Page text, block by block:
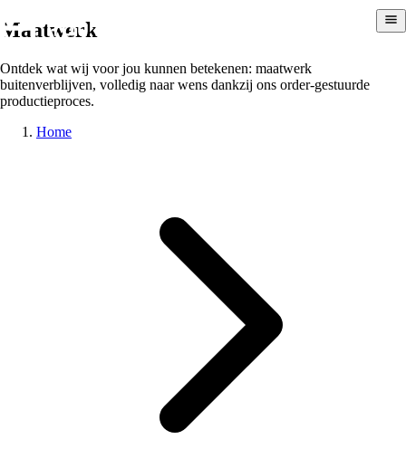
Maatwerk
Ontdek wat wij voor jou kunnen betekenen: maatwerk
buitenverblijven, volledig naar wens dankzij ons order-gestuurde
productieproces.
Home